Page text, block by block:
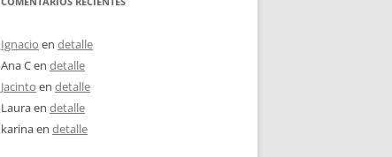
Ignacio en detalle
Ana Cen detalle
Jacinto en detalle
Lauraen detalle
karinaen detalle